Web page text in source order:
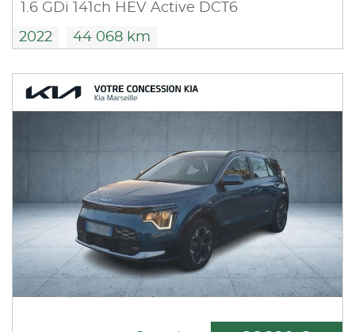
1.6 GDi 141ch HEV Active DCT6
2022 44 068 km